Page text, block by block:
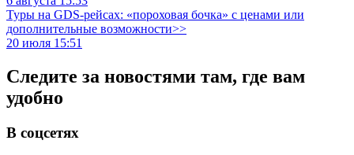
Туры на GDS-рейсах: «пороховая бочка» с ценами или
дополнительные возможности>>
20 июля 15:51
Следите за новостями там, где вам
удобно
В соцсетях